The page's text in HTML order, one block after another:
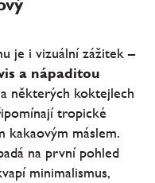
je i vizuální zážitek –
a nápaditou
některých koktejlech
tropické
kakaovým máslem.
na první pohled
minimalismus,